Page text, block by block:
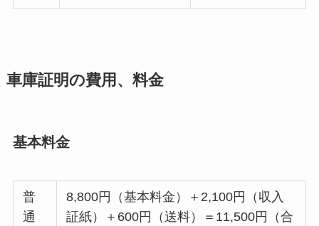
車庫証明の費用、料金
基本料金
普
通
8,800円（基本料金）＋2,100円（収入
証紙）＋600円（送料）＝11,500円（合